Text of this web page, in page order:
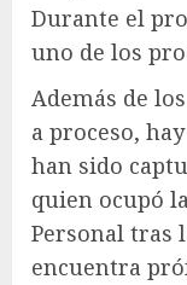
Durante el
uno de los
Además de
a proceso,
han sido
quien ocupó
Personal tras
encuentra